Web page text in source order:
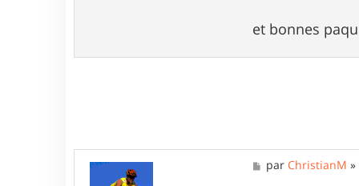
a
et bonnes
M
e
par ChristianM »